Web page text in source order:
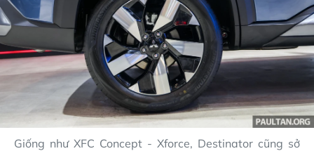
Giống như XFC Concept - Xforce, Destinator cũng sở